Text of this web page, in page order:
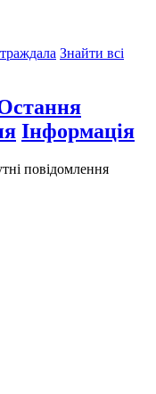
Знайти всі
Інформація
повідомлення